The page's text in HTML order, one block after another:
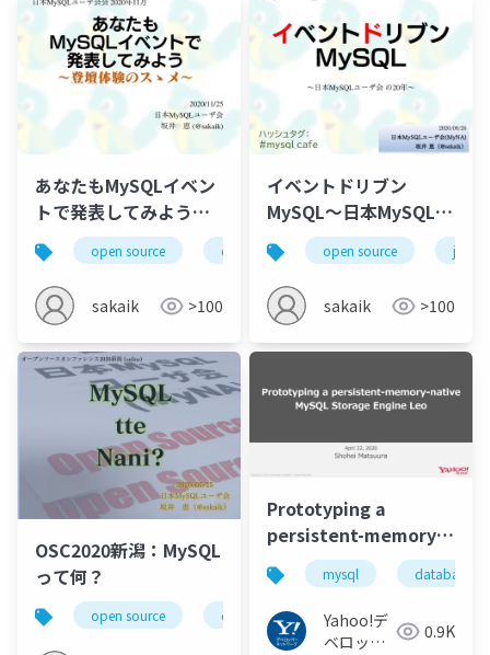
あなたもMySQLイベン
トで発表してみよう～
登壇体験のスゝメ～
open source database mysql speaker
sakaik >100
イベントドリブン
MySQL～日本MySQLユ
ーザ会の20年～
open source japan
sakaik >100
OSC2020新潟：MySQL
って何？
open source database mysql
Prototyping a
persistent-memory-
native MySQL
Storage Engine Leo
#MySQL #Database
#Transaction
mysql database
Yahoo!デ
ベロッパ
0.9K